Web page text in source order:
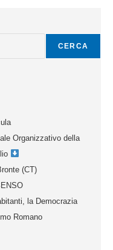
CERCA
Organizzativo della
(CT)
la Democrazia
Romano